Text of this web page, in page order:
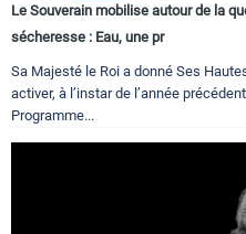
Le Souverain mobilise autour de la
sécheresse : Eau, une pr
Sa Majesté le Roi a donné Ses
activer, à l’instar de l’année
Programme...